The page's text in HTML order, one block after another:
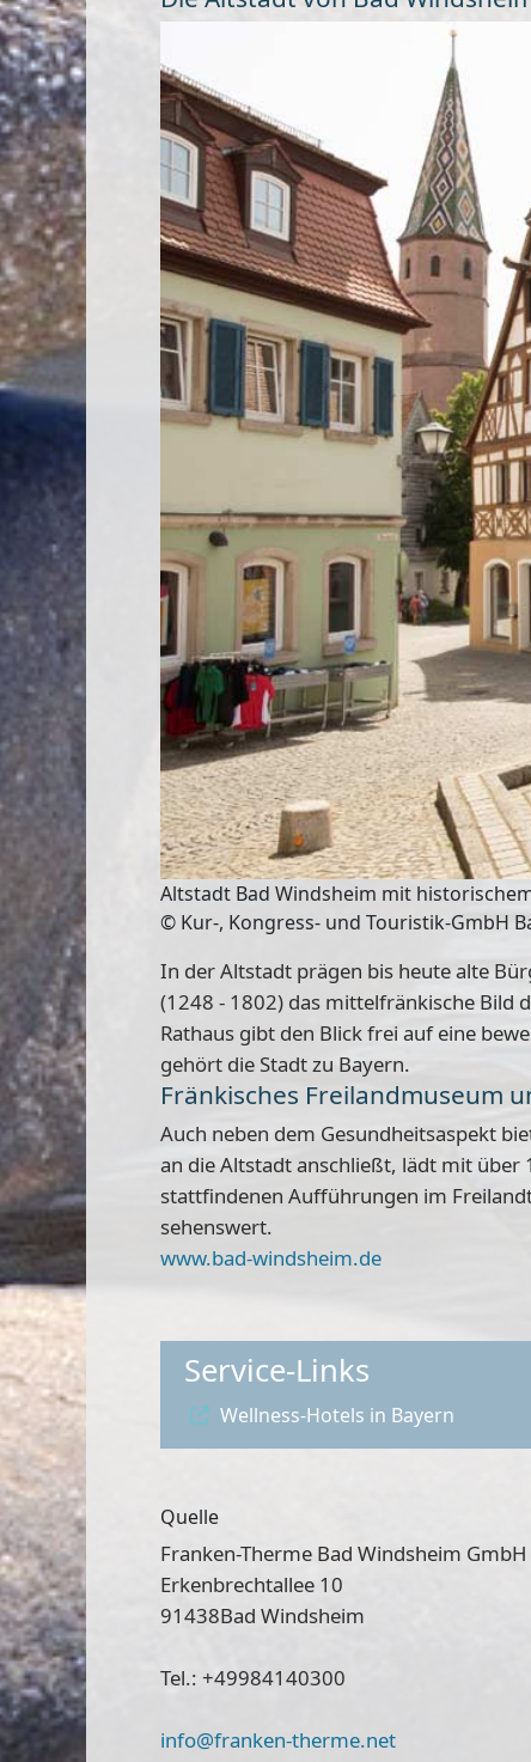
Altstadt Bad Windsheim mit
© Kur-, Kongress- und Touristik-GmbH
In der Altstadt prägen bis heute alte
(1248 - 1802) das mittelfränkische Bild
Rathaus gibt den Blick frei auf eine
gehört die Stadt zu Bayern.
Fränkisches Freilandmuseum
Auch neben dem Gesundheitsaspekt
an die Altstadt anschließt, lädt mit über
stattfindenen Aufführungen im
sehenswert.
www.bad-windsheim.de
Service-Links
Wellness-Hotels in Bayern
Quelle
Franken-Therme Bad Windsheim GmbH
Erkenbrechtallee 10
91438Bad Windsheim
Tel.: +49984140300
info@franken-therme.net